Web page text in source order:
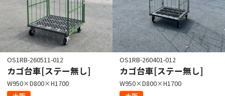
OS1RB-260511-012
カゴ台車[ステー無し]
W950×D800×H1700
OS1RB-260401-012
カゴ台車[ステー無し]
W950×D800×H1700